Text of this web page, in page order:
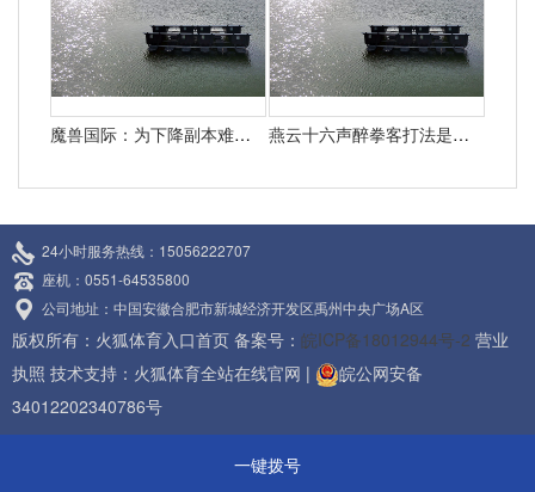
魔兽国际：为下降副本难度暴雪决议添加怪物50%血量 燕云十六声醉拳客打法是什么 悄悄告知你燕云十六声怎样打醉拳客
24小时服务热线：15056222707
座机：0551-64535800
公司地址：中国安徽合肥市新城经济开发区禹州中央广场A区
版权所有：火狐体育入口首页 备案号： 皖ICP备18012944号-2 营业
执照 技术支持： 火狐体育全站在线官网 |
皖公网安备
34012202340786号
一键拨号